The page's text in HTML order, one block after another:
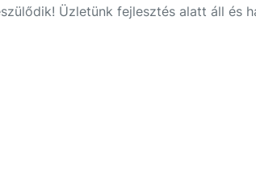
Üzletünk fejlesztés alatt áll és